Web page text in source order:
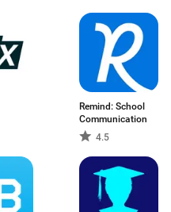
Remind: School
Communication
4.5